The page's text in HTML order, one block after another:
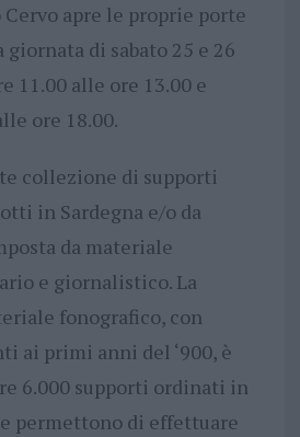
apre le proprie porte
di sabato 25 e 26
11.00 alle ore 13.00 e
ore 18.00.
collezione di supporti
in Sardegna e/o da
da materiale
e giornalistico. La
fonografico, con
ai primi anni del ‘900, è
6.000 supporti ordinati in
permettono di effettuare